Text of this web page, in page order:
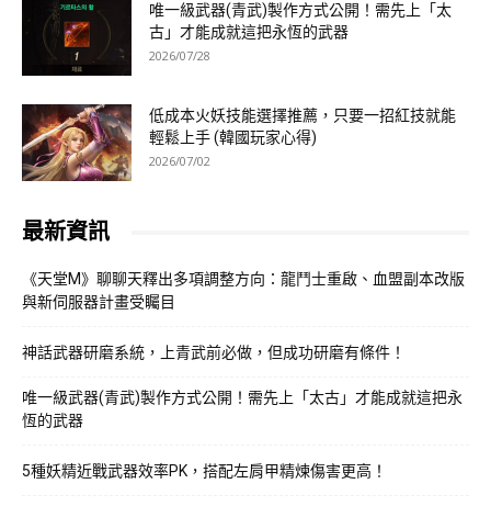
唯一級武器(青武)製作方式公開！需先上「太
古」才能成就這把永恆的武器
2026/07/28
低成本火妖技能選擇推薦，只要一招紅技就能
輕鬆上手 (韓國玩家心得)
2026/07/02
最新資訊
《天堂M》聊聊天釋出多項調整方向：龍鬥士重啟、血盟副本改版
與新伺服器計畫受矚目
神話武器研磨系統，上青武前必做，但成功研磨有條件！
唯一級武器(青武)製作方式公開！需先上「太古」才能成就這把永
恆的武器
5種妖精近戰武器效率PK，搭配左肩甲精煉傷害更高！